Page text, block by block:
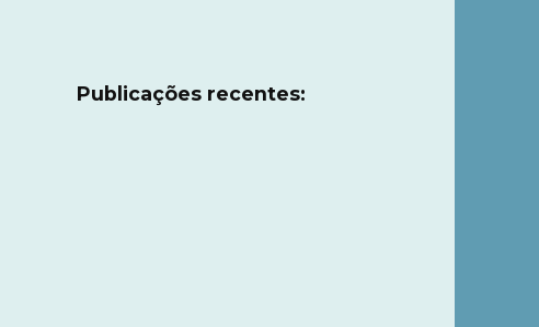
Publicações recentes: